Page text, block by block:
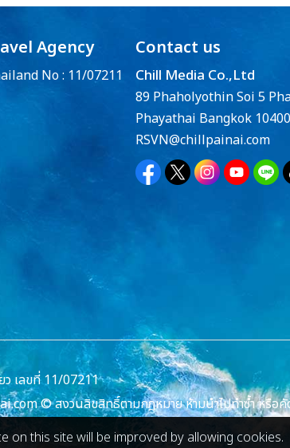
Agency
No : 11/07211
Contact us
Chill Media Co.,Ltd
89 Phaholyothin Soi 5
Phayathai Bangkok 10400
RSVN@chillpainai.com
เลขที่ 11/07211
© สงวนลิขสิทธิ์ตามกฎหมาย ห้ามนำไปทำซ้ำ หรือ
on this site will be improved by allowing cookies.